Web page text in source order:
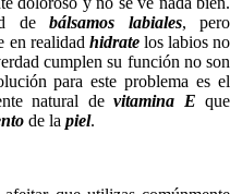
debálsamos labiales, pero
en realidad hidratelos labios no
cumplen su función no son
para este problema es el
natural devitamina E que
de la piel.